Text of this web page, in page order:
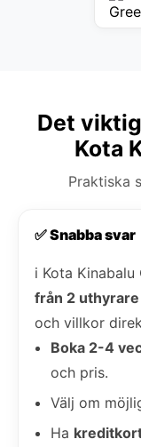
Det
Kota
Praktiska
✅ Snabba svar
i Kota Kinabalu
från 2 uthyrare
och villkor
Boka 2-4
och pris.
Välj om
Ha